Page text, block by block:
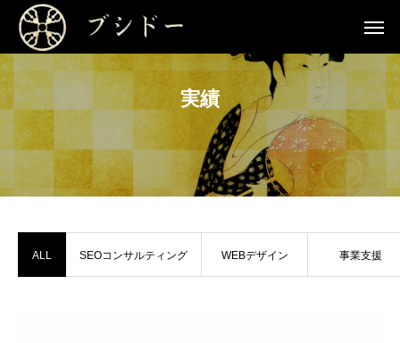
実績
ALL SEOコンサルティング WEBデザイン 事業支援